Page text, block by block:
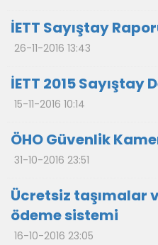
İETT Sayıştay
26-11-2016 13:43
İETT 2015 Sayıştay
15-11-2016 10:14
ÖHO Güvenlik
31-10-2016 23:51
Ücretsiz taşımalar
ödeme sistemi
16-10-2016 23:05